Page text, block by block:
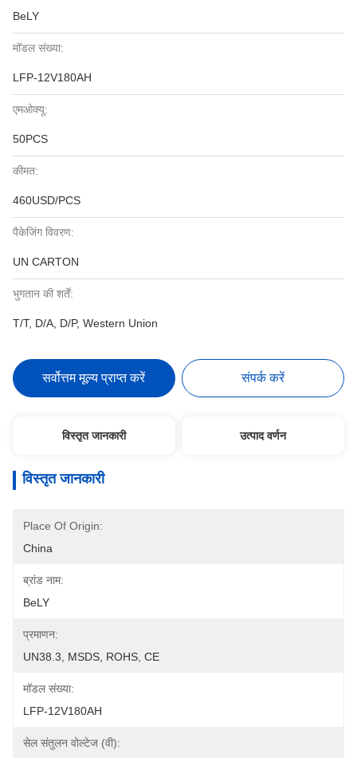
BeLY
मॉडल संख्या:
LFP-12V180AH
एमओक्यू:
50PCS
कीमत:
460USD/PCS
पैकेजिंग विवरण:
UN CARTON
भुगतान की शर्तें:
T/T, D/A, D/P, Western Union
सर्वोत्तम मूल्य प्राप्त करें संपर्क करें
विस्तृत जानकारी उत्पाद वर्णन
विस्तृत जानकारी
Place Of Origin:
China
ब्रांड नाम:
BeLY
प्रमाणन:
UN38.3, MSDS, ROHS, CE
मॉडल संख्या:
LFP-12V180AH
सेल संतुलन वोल्टेज (वी):